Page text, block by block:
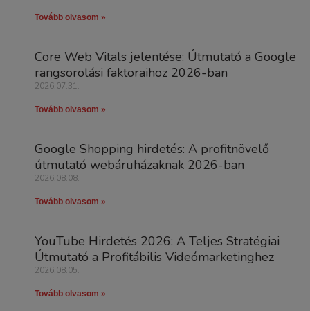
Tovább olvasom »
Core Web Vitals jelentése: Útmutató a Google
rangsorolási faktoraihoz 2026-ban
2026.07.31.
Tovább olvasom »
Google Shopping hirdetés: A profitnövelő
útmutató webáruházaknak 2026-ban
2026.08.08.
Tovább olvasom »
YouTube Hirdetés 2026: A Teljes Stratégiai
Útmutató a Profitábilis Videómarketinghez
2026.08.05.
Tovább olvasom »